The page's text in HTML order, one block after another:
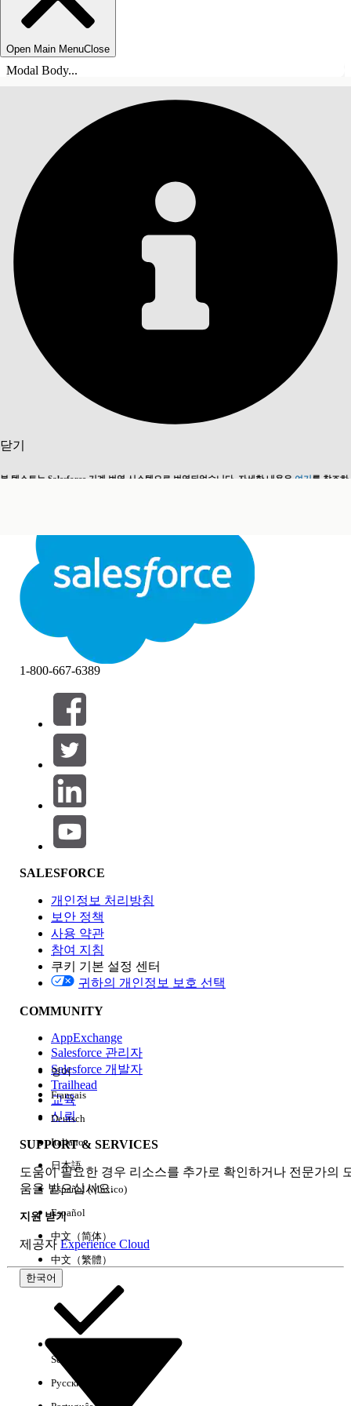
Open Main MenuClose
Modal Body...
닫기
본 텍스트는 Salesforce 기계 번역 시스템으로 번역되었습니다. 자세한 내용은 여기를 참조하
닫기닫기
목차
필터 기준 (0)
필터 선택
제품 영역
기능 영향
Edition
경험
1-800-667-6389
SALESFORCE
개인정보 처리방침
보안 정책
사용 약관
참여 지침
쿠키 기본 설정 센터
귀하의 개인정보 보호 선택
COMMUNITY
AppExchange
Salesforce 관리자
Salesforce 개발자
Trailhead
교육
신뢰
SUPPORT & SERVICES
도움이 필요한 경우 리소스를 추가로 확인하거나 전문가의
움을 받으십시오.
지원 받기
제공자 Experience Cloud
한국어
영어
Français
Deutsch
Italiano
日本語
Español (México)
Español
中文（简体）
中文（繁體）
Select Org
Русский